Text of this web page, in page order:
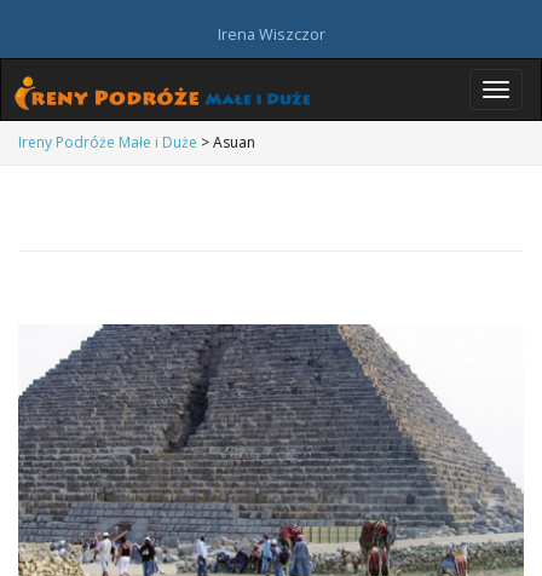
Irena Wiszczor
ł
Ireny Podróże Małe i Duże >Asuan